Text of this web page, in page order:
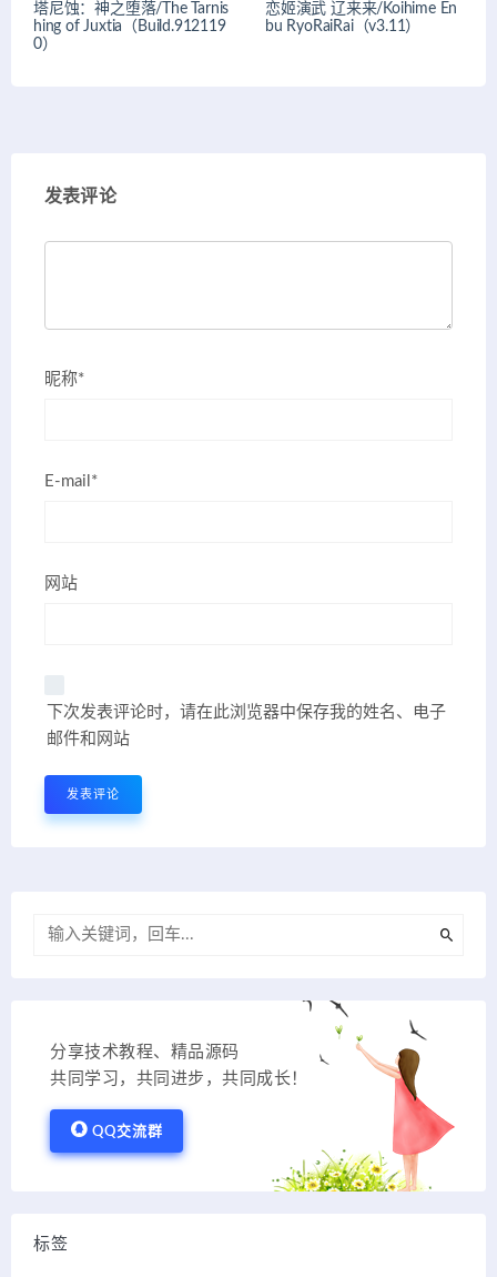
塔尼蚀：神之堕落/The Tarnis
hing of Juxtia（Build.912119
0）
恋姬演武 辽来来/Koihime En
bu RyoRaiRai（v3.11）
发表评论
昵称*
E-mail*
网站
下次发表评论时，请在此浏览器中保存我的姓名、电子
邮件和网站
分享技术教程、精品源码
共同学习，共同进步，共同成长！
QQ交流群
标签